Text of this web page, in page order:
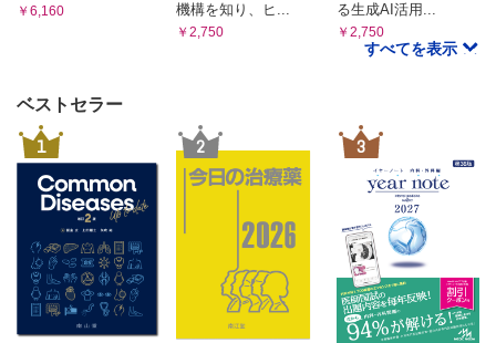
￥6,160
機構を知り、ヒ...
￥2,750
る生成AI活用...
￥2,750
すべてを表示
ベストセラー
1 2 3